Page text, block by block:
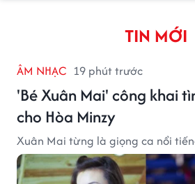
TIN MỚI
ÂM NHẠC 19 phút trước
'Bé Xuân Mai' công khai
cho Hòa Minzy
Xuân Mai từng là giọng ca nổi